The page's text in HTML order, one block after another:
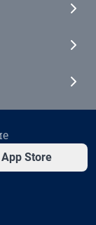
App Store